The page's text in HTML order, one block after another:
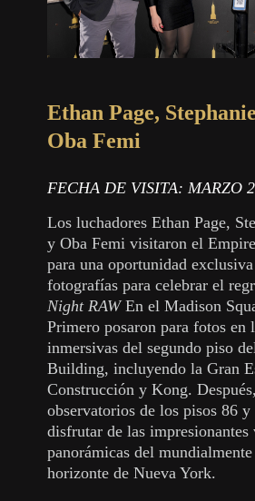
Ethan Page,
Oba Femi
FECHA DE VISITA: MARZO
Los luchadores Ethan Page,
y Oba Femi visitaron el
para una oportunidad
fotografías para celebrar el
Night RAWEn el Madison
Primero posaron para fotos en
inmersivas del segundo piso
Building, incluyendo la Gran
Construcción y Kong.
observatorios de los pisos 86 y
disfrutar de las impresionantes
panorámicas del
horizonte de Nueva York.